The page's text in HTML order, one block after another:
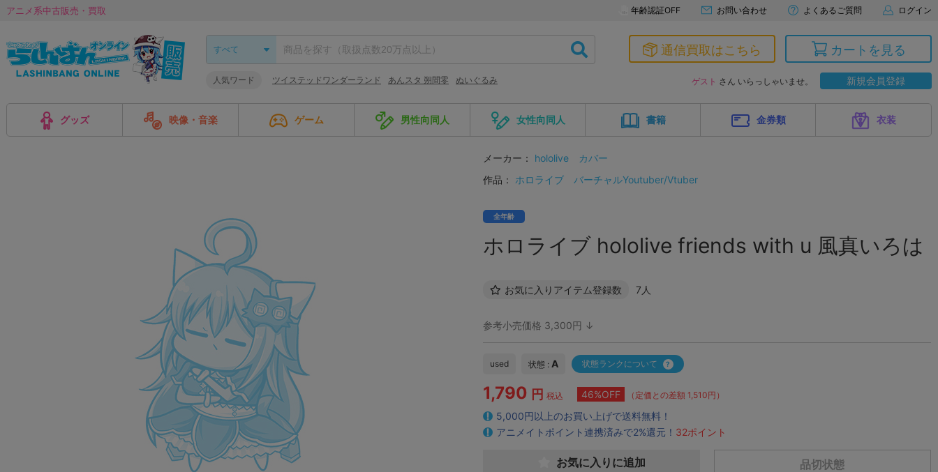
アニメ系中古販売・買取 年齢認証OFF お問い合わせ よくあるご質問 ログイン
人気ワード ツイステッドワンダーランド あんスタ 朔間零 ぬいぐるみ
通信買取はこちら カートを見る
ゲスト さん いらっしゃいませ。 新規会員登録
グッズ 映像・音楽 ゲーム 男性向同人 女性向同人 書籍 金券類 衣装
メーカー： hololive
カバー
作品：
ホロライブ バーチャルYoutuber/Vtuber
全年齢
ホロライブ hololive friends with u 風真いろは
お気に入りアイテム登録数 7人
参考小売価格 3,300円 ↓
used 状態 : A 状態ランクについて
1,790 円 税込 46%OFF （定価との差額 1,510円）
5,000円以上のお買い上げで送料無料！
アニメイトポイント連携済みで2%還元！ 32ポイント
品切状態
お気に入りに追加